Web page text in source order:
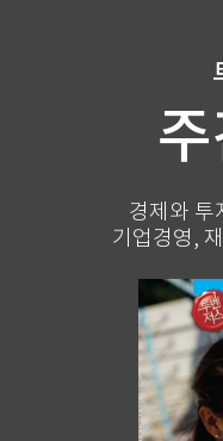
경제와 투
기업경영,